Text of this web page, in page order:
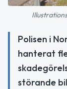
Polisen i
hanterat
störande